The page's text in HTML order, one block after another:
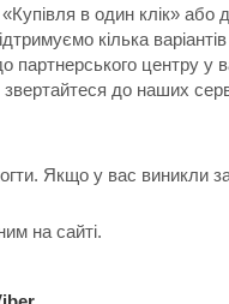
в один клік» або
кілька
партнерського центру
до наших
Якщо у вас
на сайті.